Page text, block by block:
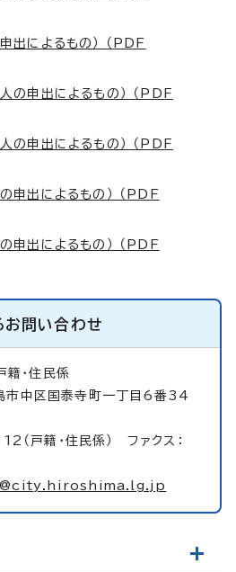
出によるもの） （PDF
の申出によるもの） （PDF
の申出によるもの） （PDF
申出によるもの） （PDF
申出によるもの） （PDF
お問い合わせ
籍・住民係
中区国泰寺町一丁目6番34
戸籍・住民係） ファクス：